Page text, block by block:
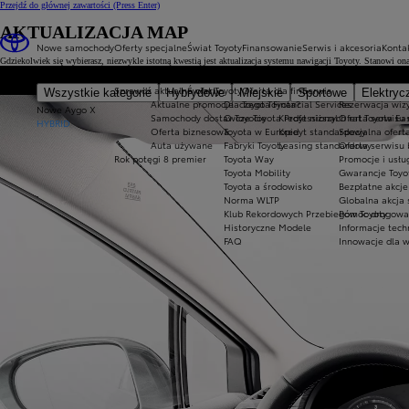
Przejdź do głównej zawartości (Press Enter)
Nowe samochody
Wszystkie kategorie Hybrydowe Miejskie Sportowe
Nowe Aygo X
HYBRID
Oferty specjalne
Sprawdź aktualne oferty
Aktualne promocje
Samochody dostawcze Toyota Professional
Oferta biznesowa
Auta używane
Rok potęgi 8 premier
Świat Toyoty
Świat Toyoty
Dlaczego Toyota?
O Toyocie
Toyota w Europie
Fabryki Toyoty
Toyota Way
Toyota Mobility
Toyota a środowisko
Norma WLTP
Klub Rekordowych Przebiegów Toyoty
Historyczne Modele
FAQ
Finansowanie
Oferta dla firm
Toyota Financial Services
Kredyt niższych rat Toyota
Kredyt standardowy
Leasing standardowy
Serwis i akcesoria
Serwis
Rezerwacja
Oferta serwisu
Specjalna
Oferta serwisu
Promocje i
Gwarancje
Bezpłatne
Globalna akcja
Pomoc
Informacje
Innowacje dla
AKTUALIZACJA MAP
Gdziekolwiek się wybierasz, niezwykle istotną kwestią jest aktualizacja systemu nawigacji Toyoty. Stanowi